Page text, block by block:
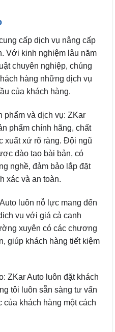
cấp dịch vụ nâng cấp
Với kinh nghiệm lâu năm
chuyên nghiệp, chúng
hàng những dịch vụ
của khách hàng.
và dịch vụ: ZKar
phẩm chính hãng, chất
xuất xứ rõ ràng. Đội ngũ
đào tạo bài bản, có
nghề, đảm bảo lắp đặt
xác và an toàn.
luôn nỗ lực mang đến
vụ với giá cả cạnh
xuyên có các chương
giúp khách hàng tiết kiệm
ZKar Auto luôn đặt khách
tôi luôn sẵn sàng tư vấn
của khách hàng một cách